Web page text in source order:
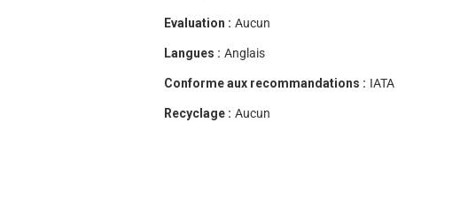
Evaluation : Aucun
Langues : Anglais
Conforme aux recommandations : IATA
Recyclage : Aucun